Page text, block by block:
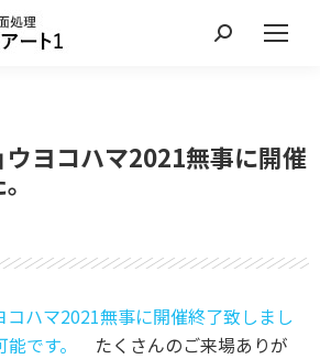
ヨコハマ2021無事に開催
ハマ2021無事に開催終了致しまし
です。
たくさんのご来場ありが